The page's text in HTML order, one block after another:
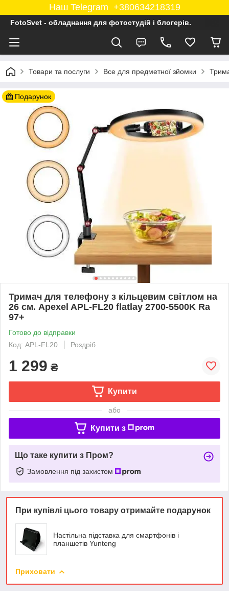
Наш Telegram +380634218319
FotoSvet - обладнання для фотостудій і блогерів.
Товари та послуги Все для предметної зйомки
Подарунок
Тримач для телефону з кільцевим світлом на
26 см. Apexel APL-FL20 flatlay 2700-5500K Ra
97+
Готово до відправки
Код: APL-FL20
Роздріб
1 299 ₴
Купити
або
Купити з
Що таке купити з Пром?
Замовлення під захистом
При купівлі цього товару отримайте подарунок
Настільна підставка для смартфонів і
планшетів Yunteng
Приховати